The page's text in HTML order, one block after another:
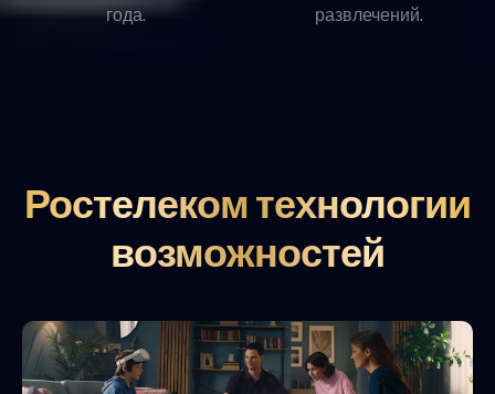
года.
развлечений.
Ростелеком технологии
возможностей